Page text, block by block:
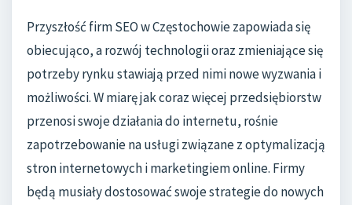
Przyszłość firm SEO w Częstochowie zapowiada się
obiecująco, a rozwój technologii oraz zmieniające się
potrzeby rynku stawiają przed nimi nowe wyzwania i
możliwości. W miarę jak coraz więcej przedsiębiorstw
przenosi swoje działania do internetu, rośnie
zapotrzebowanie na usługi związane z optymalizacją
stron internetowych i marketingiem online. Firmy
będą musiały dostosować swoje strategie do nowych